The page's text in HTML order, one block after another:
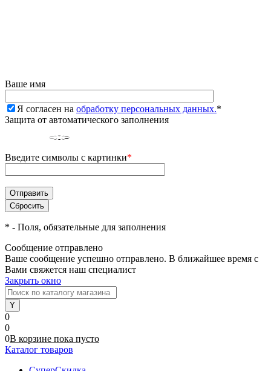
Ваше имя
Я согласен на обработку персональных данных.*
Защита от автоматического заполнения
Введите символы с картинки*
* - Поля, обязательные для заполнения
Сообщение отправлено
Ваше сообщение успешно отправлено. В ближайшее время с
Вами свяжется наш специалист
Закрыть окно
0
0
0В корзине пока пусто
Каталог товаров